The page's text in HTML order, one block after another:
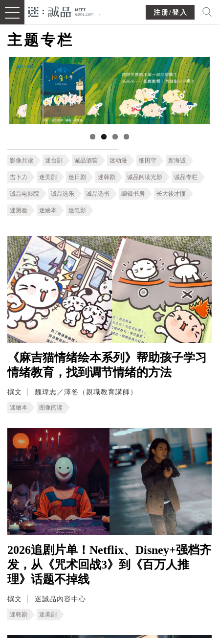
注册/登入
主题专栏
影像共读 迷台剧 诚品酒窖 迷动漫 细田守 新海诚
吉卜力 迷美剧 迷日剧 迷韩剧 诚品阅读光影 诚品专栏
诚品电影院 诚品选乐 诚品选书 编辑书房 长大後才懂
迷测验 迷繪本 迷电影
《麻吉猫情绪绘本系列》帮助孩子学习
情绪教育，找到调节情绪的方法
撰文 魏瑋志／澤爸（親職教育講師）
迷繪本 图像阅读
2026追剧片单！Netflix、Disney+强档齐
发，从《咒术回战3》到《百万人推
理》话题不掉线
撰文 迷誠品內容中心
迷韩剧 迷美剧